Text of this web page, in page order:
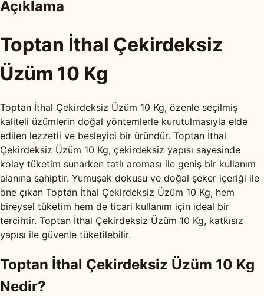
Açıklama
Toptan İthal Çekirdeksiz
Üzüm 10 Kg
Toptan İthal Çekirdeksiz Üzüm 10 Kg, özenle seçilmiş
kaliteli üzümlerin doğal yöntemlerle kurutulmasıyla elde
edilen lezzetli ve besleyici bir üründür. Toptan İthal
Çekirdeksiz Üzüm 10 Kg, çekirdeksiz yapısı sayesinde
kolay tüketim sunarken tatlı aroması ile geniş bir kullanım
alanına sahiptir. Yumuşak dokusu ve doğal şeker içeriği ile
öne çıkan Toptan İthal Çekirdeksiz Üzüm 10 Kg, hem
bireysel tüketim hem de ticari kullanım için ideal bir
tercihtir. Toptan İthal Çekirdeksiz Üzüm 10 Kg, katkısız
yapısı ile güvenle tüketilebilir.
Toptan İthal Çekirdeksiz Üzüm 10 Kg
Nedir?